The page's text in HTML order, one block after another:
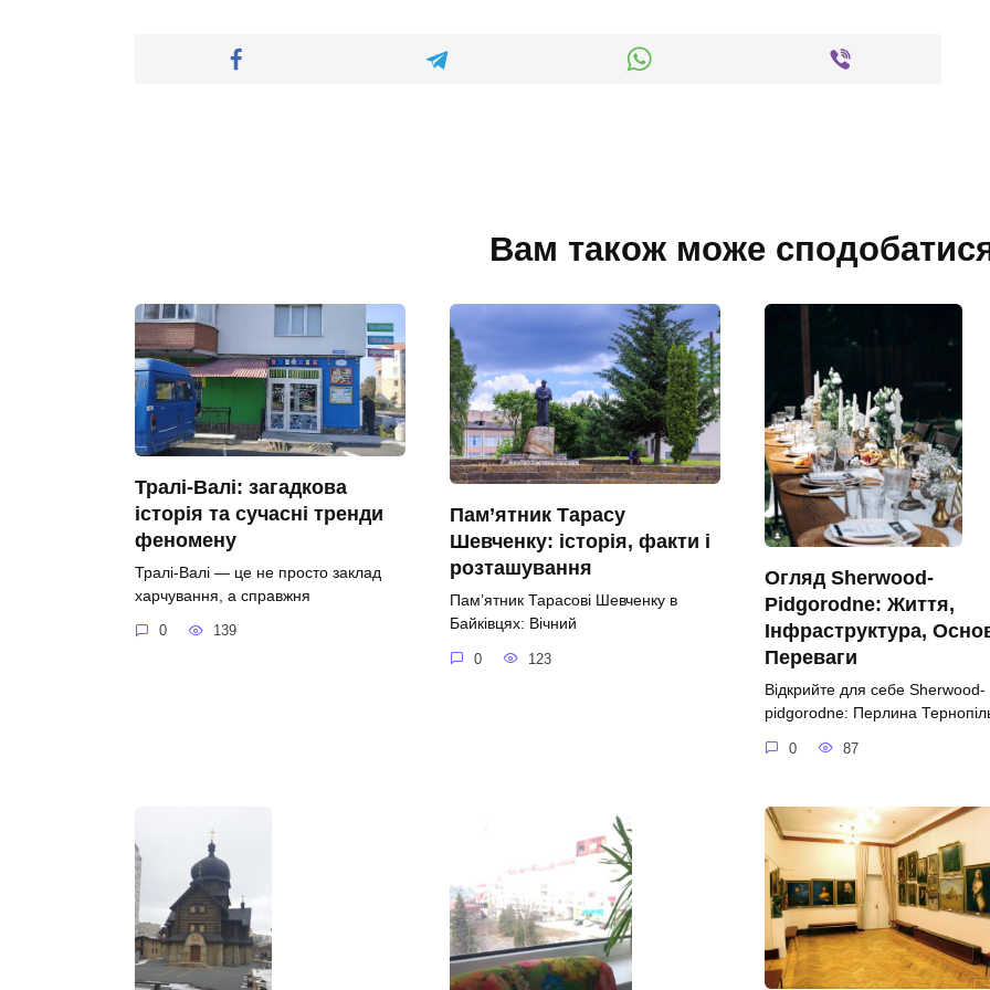
Вам також може
Тралі-Валі: загадкова
історія та сучасні тренди
феномену
Тралі-Валі — це не просто заклад
харчування, а справжня
0 139
Пам’ятник Тарасу
Шевченку: історія, факти і
розташування
Пам’ятник Тарасові Шевченку в
Байківцях: Вічний
0 123
Огляд Sherwood-
Pidgorodne: Життя,
Інфраструктура,
Переваги
Відкрийте для себе Sherwood-
pidgorodne: Перлина
0 87